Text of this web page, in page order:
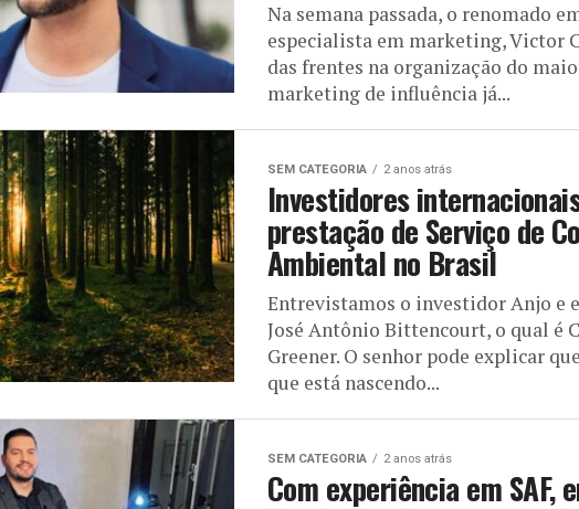
Na semana passada, o renomado
especialista em marketing, Victor
das frentes na organização do
marketing de influência já...
SEM CATEGORIA 2 anos atrás
Investidores
prestação de Serviço de
Ambiental no Brasil
Entrevistamos o investidor Anjo e
José Antônio Bittencourt, o qual é
Greener. O senhor pode explicar
que está nascendo...
SEM CATEGORIA 2 anos atrás
Com experiência em SAF,